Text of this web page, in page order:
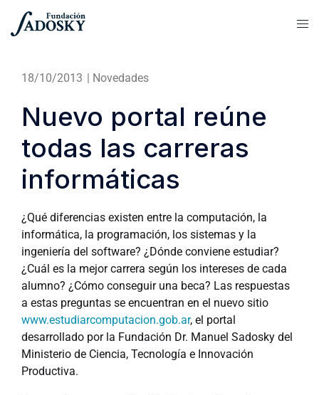
18/10/2013 | Novedades
Nuevo portal reúne
todas las carreras
informáticas
¿Qué diferencias existen entre la computación, la
informática, la programación, los sistemas y la
ingeniería del software? ¿Dónde conviene estudiar?
¿Cuál es la mejor carrera según los intereses de cada
alumno? ¿Cómo conseguir una beca? Las respuestas
a estas preguntas se encuentran en el nuevo sitio
www.estudiarcomputacion.gob.ar, el portal
desarrollado por la Fundación Dr. Manuel Sadosky del
Ministerio de Ciencia, Tecnología e Innovación
Productiva.